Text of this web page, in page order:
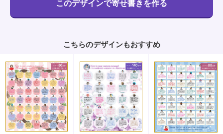
こちらのデザインもおすすめ